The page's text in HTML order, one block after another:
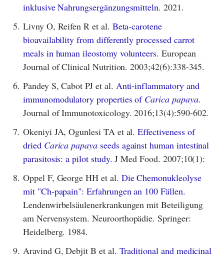
inklusive Nahrungsergänzungsmitteln. 2021.
5. Livny O, Reifen R et al. Beta-carotene
bioavailability from differently processed carrot
meals in human ileostomy volunteers. European
Journal of Clinical Nutrition. 2003;42(6):338-345.
6. Pandey S, Cabot PJ et al. Anti-inflammatory and
immunomodulatory properties of Carica papaya.
Journal of Immunotoxicology. 2016;13(4):590-602.
7. Okeniyi JA, Ogunlesi TA et al.Effectiveness of
dried Carica papaya seeds against human intestinal
parasitosis: a pilot study. J Med Food. 2007;10(1):
8. Oppel F, George HH et al. Die Chemonukleolyse
mit "Ch-papain": Erfahrungen an 100 Fällen.
Lendenwirbelsäulenerkrankungen mit Beteiligung
am Nervensystem. Neuroorthopädie. Springer:
Heidelberg. 1984.
9. Aravind G, Debjit B et al. Traditional and medicinal